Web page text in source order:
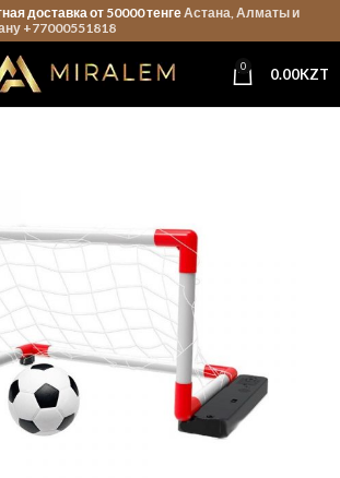
доставка от 50000 тенгеАстана, Алматы и
+77000551818
0 0.00KZT